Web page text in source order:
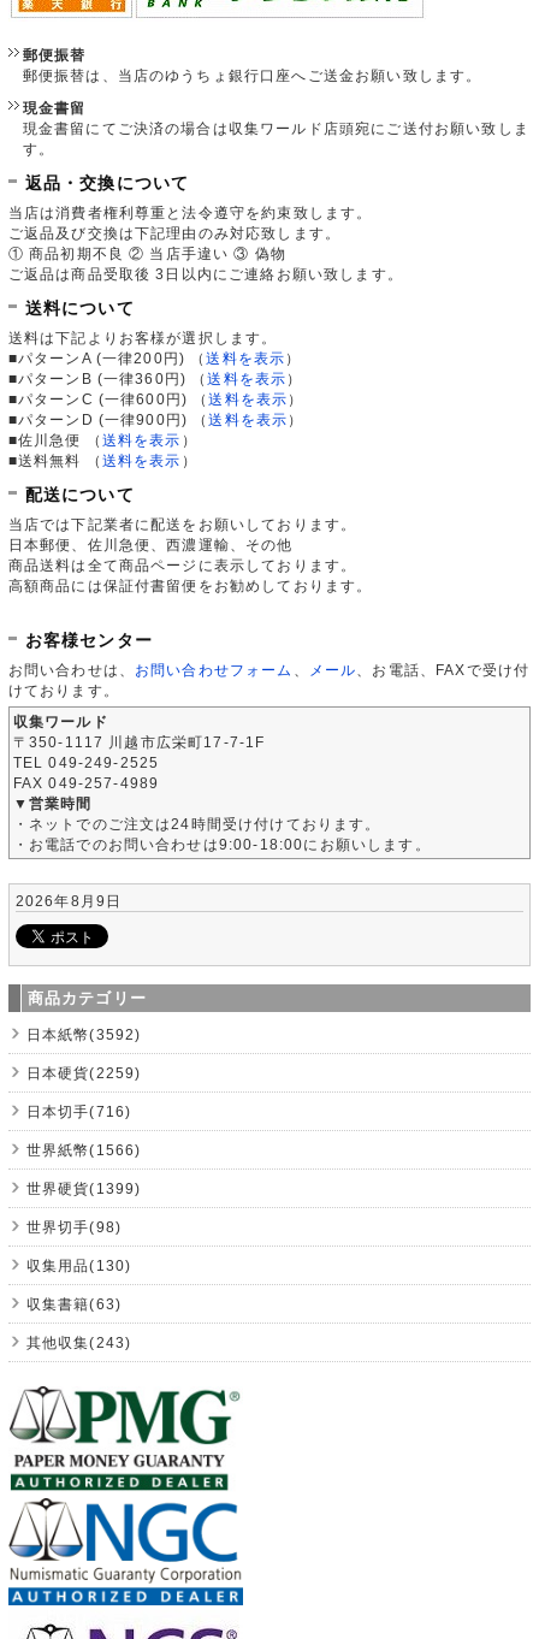
郵便振替
郵便振替は、当店のゆうちょ銀行口座へご送金お願い致します。
現金書留
現金書留にてご決済の場合は収集ワールド店頭宛にご送付お願い致しま
す。
返品・交換について
当店は消費者権利尊重と法令遵守を約束致します。
ご返品及び交換は下記理由のみ対応致します。
① 商品初期不良 ② 当店手違い ③ 偽物
ご返品は商品受取後 3日以内にご連絡お願い致します。
送料について
送料は下記よりお客様が選択します。
■パターンA (一律200円)
（送料を表示 ）
■パターンB (一律360円)
（送料を表示 ）
■パターンC (一律600円)
（送料を表示 ）
■パターンD (一律900円)
（送料を表示 ）
■佐川急便
（ 送料を表示 ）
■送料無料
（ 送料を表示 ）
配送について
当店では下記業者に配送をお願いしております。
日本郵便、佐川急便、西濃運輸、その他
商品送料は全て商品ページに表示しております。
高額商品には保証付書留便をお勧めしております。
お客様センター
お問い合わせは、 お問い合わせフォーム メール 、お電話、FAXで受け付
けております。
収集ワールド
〒350-1117 川越市広栄町17-7-1F
TEL 049-249-2525
FAX 049-257-4989
▼営業時間
・ネットでのご注文は24時間受け付けております。
・お電話でのお問い合わせは9:00-18:00にお願いします。
2026年8月9日
商品カテゴリー
日本紙幣(3592)
日本硬貨(2259)
日本切手(716)
世界紙幣(1566)
世界硬貨(1399)
世界切手(98)
収集用品(130)
収集書籍(63)
其他収集(243)